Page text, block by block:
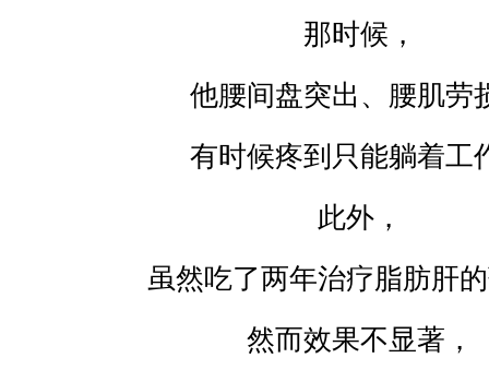
那时候，
他腰间盘突出、腰肌劳
有时候疼到只能躺着工
此外，
虽然吃了两年治疗脂肪肝
然而效果不显著，